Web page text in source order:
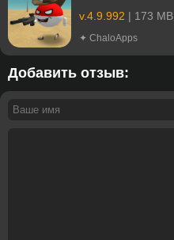
v.4.9.992 | 173 MB
✦ ChaloApps
Добавить отзыв: